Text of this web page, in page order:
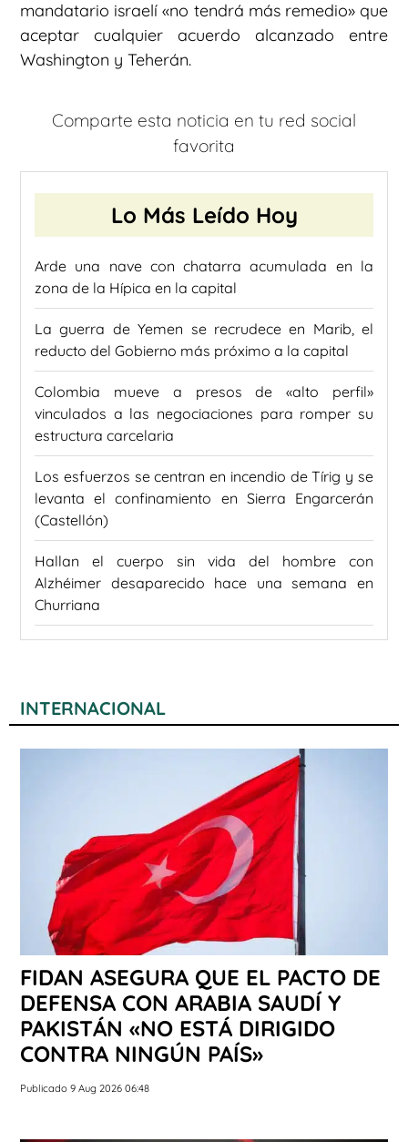
mandatario israelí «no tendrá más remedio» que
aceptar cualquier acuerdo alcanzado entre
Washington y Teherán.
Comparte esta noticia en tu red social
favorita
Lo Más Leído Hoy
Arde una nave con chatarra acumulada en la
zona de la Hípica en la capital
La guerra de Yemen se recrudece en Marib, el
reducto del Gobierno más próximo a la capital
Colombia mueve a presos de «alto perfil»
vinculados a las negociaciones para romper su
estructura carcelaria
Los esfuerzos se centran en incendio de Tírig y se
levanta el confinamiento en Sierra Engarcerán
(Castellón)
Hallan el cuerpo sin vida del hombre con
Alzhéimer desaparecido hace una semana en
Churriana
INTERNACIONAL
FIDAN ASEGURA QUE EL PACTO DE
DEFENSA CON ARABIA SAUDÍ Y
PAKISTÁN «NO ESTÁ DIRIGIDO
CONTRA NINGÚN PAÍS»
Publicado 9 Aug 2026 06:48